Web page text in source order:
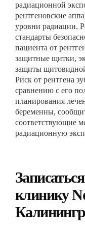
радиационной
рентгеновские
уровни радиации.
стандарты
пациента от
защитные щитки,
защиты
Риск от рентгена
сравнению с его
планирования
беременны,
соответствующие
радиационную
клинику